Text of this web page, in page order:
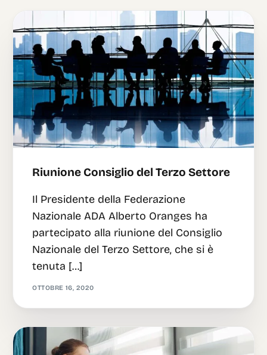
Riunione Consiglio del Terzo Settore
Il Presidente della Federazione
Nazionale ADA Alberto Oranges ha
partecipato alla riunione del Consiglio
Nazionale del Terzo Settore, che si è
tenuta […]
OTTOBRE 16, 2020